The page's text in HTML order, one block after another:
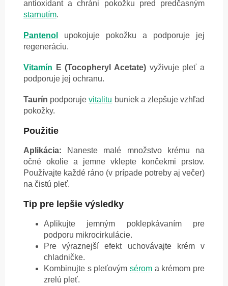
antioxidant a chráni pokožku pred predčasným
starnutím.
Pantenol
upokojuje pokožku a podporuje jej
regeneráciu.
Vitamín E (Tocopheryl Acetate) vyživuje pleť a
podporuje jej ochranu.
Taurín podporujevitalitu buniek a zlepšuje vzhľad
pokožky.
Použitie
Aplikácia: Naneste malé množstvo krému na
očné okolie a jemne vklepte končekmi prstov.
Používajte každé ráno (v prípade potreby aj večer)
na čistú pleť.
Tip pre lepšie výsledky
Aplikujte jemným poklepkávaním pre
podporu mikrocirkulácie.
Pre výraznejší efekt uchovávajte krém v
chladničke.
Kombinujte s pleťovým sérom a krémom pre
zrelú pleť.